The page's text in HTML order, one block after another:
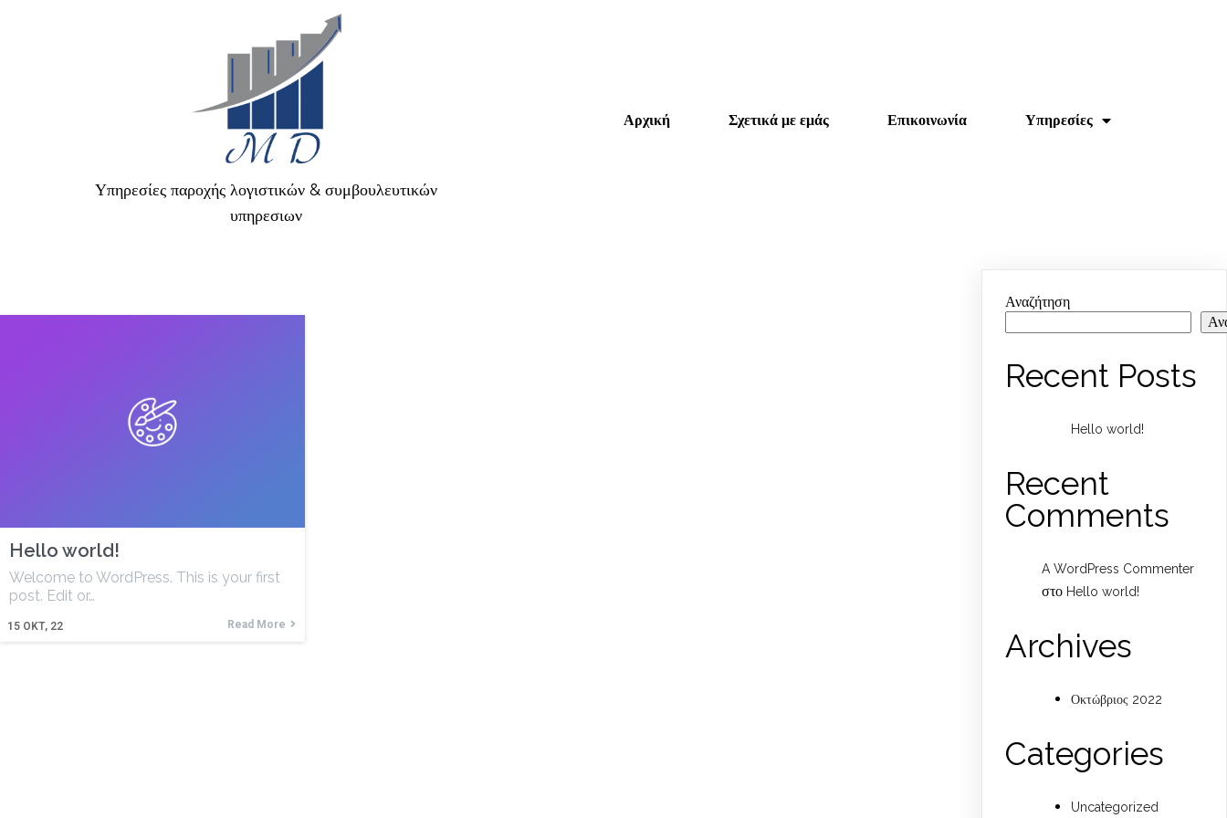
Υπηρεσίες παροχής λογιστικών & συμβουλευτικών
υπηρεσιων
Αρχική Σχετικά με εμάς Επικοινωνία Υπηρεσίες
Hello world!
15 ΟΚΤ, 22
Welcome to WordPress. This is your first
post. Edit or…
Read More
Αναζήτηση
Recent Posts
Hello world!
Recent
Comments
A WordPress Commenter
στο Hello world!
Archives
Οκτώβριος 2022
Categories
Uncategorized